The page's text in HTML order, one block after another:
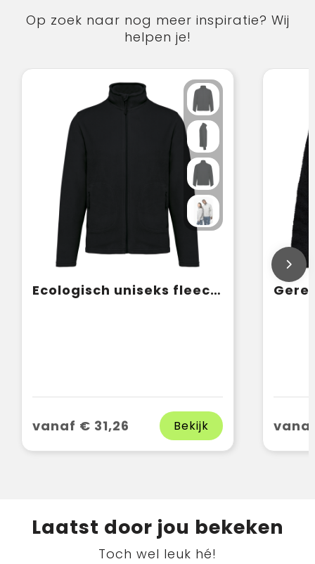
Op zoek naar nog meer inspiratie? Wij
helpen je!
Ecologisch uniseks fleecevest
vanaf € 31,26 Bekijk
Laatst door jou bekeken
Toch wel leuk hé!